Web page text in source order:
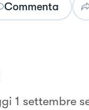
Commenta
1 settembre